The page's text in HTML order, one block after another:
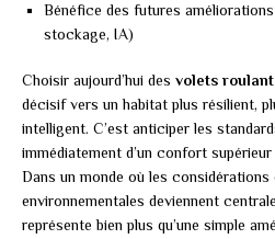
Bénéfice des futures
stockage, IA)
Choisir aujourd’hui des volets
décisif vers un habitat plus résilient,
intelligent. C’est anticiper les
immédiatement d’un confort
Dans un monde où les considérations
environnementales deviennent
représente bien plus qu’une simple